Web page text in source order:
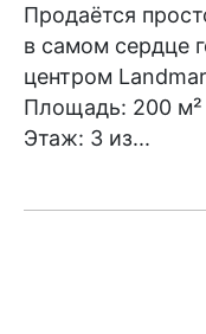
Продаётся
в самом сердце
центром
Площадь: 200 м²
Этаж: 3 из...